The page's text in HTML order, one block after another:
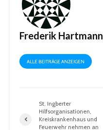
Frederik Hartmann
ALLE BEITRÄGE ANZEIGEN
St. Ingberter
Hilfsorganisationen,
Kreiskrankenhaus und
Feuerwehr nehmen an